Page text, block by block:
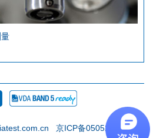
京ICP备05052425号-2